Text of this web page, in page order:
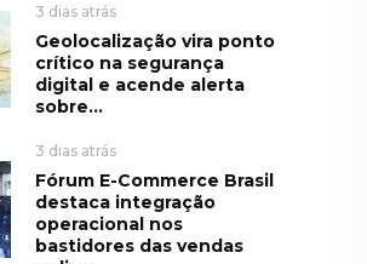
3 dias atrás
Geolocalização vira ponto
crítico na segurança
digital e acende alerta
sobre...
3 dias atrás
Fórum E-Commerce Brasil
destaca integração
operacional nos
bastidores das vendas